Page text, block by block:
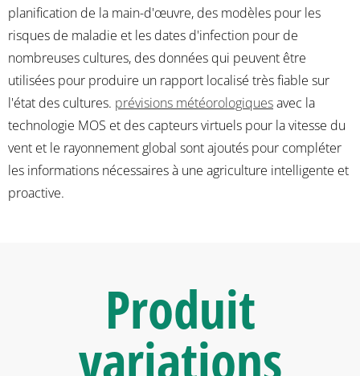
planification de la main-d'œuvre, des modèles pour les
risques de maladie et les dates d'infection pour de
nombreuses cultures, des données qui peuvent être
utilisées pour produire un rapport localisé très fiable sur
l'état des cultures. prévisions météorologiquesavec la
technologie MOS et des capteurs virtuels pour la vitesse du
vent et le rayonnement global sont ajoutés pour compléter
les informations nécessaires à une agriculture intelligente et
proactive.
Produit
variations